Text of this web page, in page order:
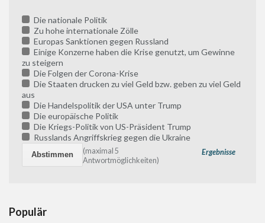
Die nationale Politik
Zu hohe internationale Zölle
Europas Sanktionen gegen Russland
Einige Konzerne haben die Krise genutzt, um Gewinne
zu steigern
Die Folgen der Corona-Krise
Die Staaten drucken zu viel Geld bzw. geben zu viel Geld
aus
Die Handelspolitik der USA unter Trump
Die europäische Politik
Die Kriegs-Politik von US-Präsident Trump
Russlands Angriffskrieg gegen die Ukraine
Ergebnisse
(maximal 5
Antwortmöglichkeiten)
Populär